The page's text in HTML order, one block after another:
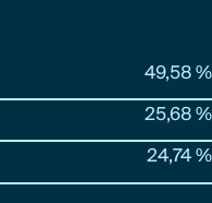
49,58 %
25,68 %
24,74 %